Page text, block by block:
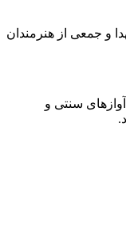
و جمعی از هنرمندان
سنتی و